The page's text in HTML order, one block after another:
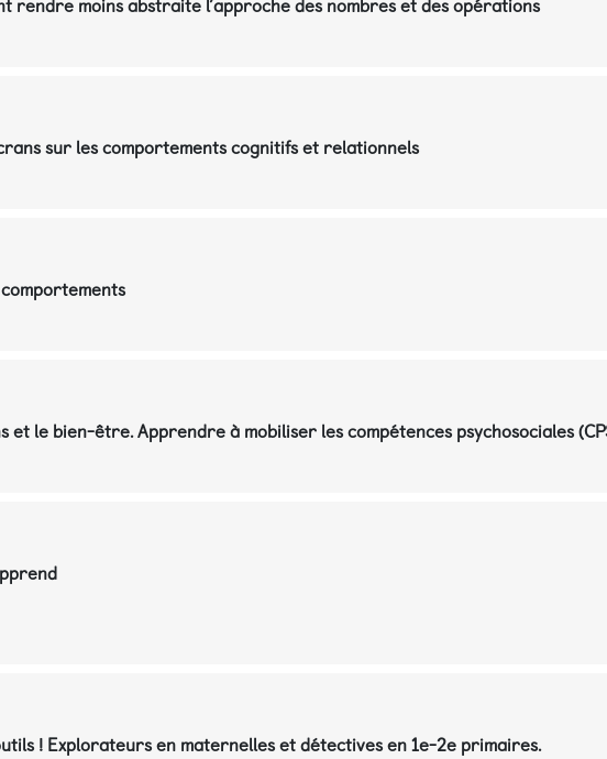
sur les comportements cognitifs et relationnels
le bien-être. Apprendre à mobiliser les compétences psychosociales
! Explorateurs en maternelles et détectives en 1e-2e primaires.